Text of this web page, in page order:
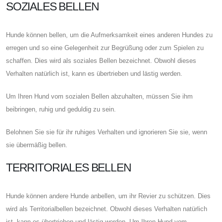
SOZIALES BELLEN
Hunde können bellen, um die Aufmerksamkeit eines anderen Hundes zu
erregen und so eine Gelegenheit zur Begrüßung oder zum Spielen zu
schaffen. Dies wird als soziales Bellen bezeichnet. Obwohl dieses
Verhalten natürlich ist, kann es übertrieben und lästig werden.
Um Ihren Hund vom sozialen Bellen abzuhalten, müssen Sie ihm
beibringen, ruhig und geduldig zu sein.
Belohnen Sie sie für ihr ruhiges Verhalten und ignorieren Sie sie, wenn
sie übermäßig bellen.
TERRITORIALES BELLEN
Hunde können andere Hunde anbellen, um ihr Revier zu schützen. Dies
wird als Territorialbellen bezeichnet. Obwohl dieses Verhalten natürlich